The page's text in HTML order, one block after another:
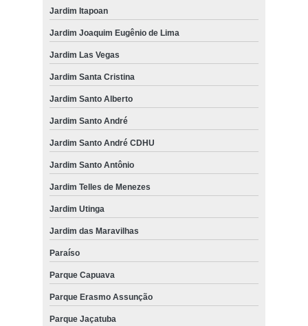
onde tem guarda corpo de vidro escada Nova Petrópolis
onde tem guarda corpo varanda Fundação
guarda corpo varanda instalação Centro
onde tem guarda corpo varanda Suíssa
guarda corpo de vidro varanda instalação Marsilac
guarda corpo de alumínio instalação Capivari
guarda corpo de vidro sacada Jardim Tiradentes
onde tem guarda corpo de vidro varanda Jardim Eldorado
guarda corpo sacada Jardim Santo Alberto
guarda corpo de escada de vidro instalação Vila Assunção
Jardim Itapoan
Jardim Joaquim Eugênio de Lima
Jardim Las Vegas
Jardim Santa Cristina
Jardim Santo Alberto
Jardim Santo André
Jardim Santo André CDHU
Jardim Santo Antônio
Jardim Telles de Menezes
Jardim Utinga
Jardim das Maravilhas
Paraíso
Parque Capuava
Parque Erasmo Assunção
Parque Jaçatuba